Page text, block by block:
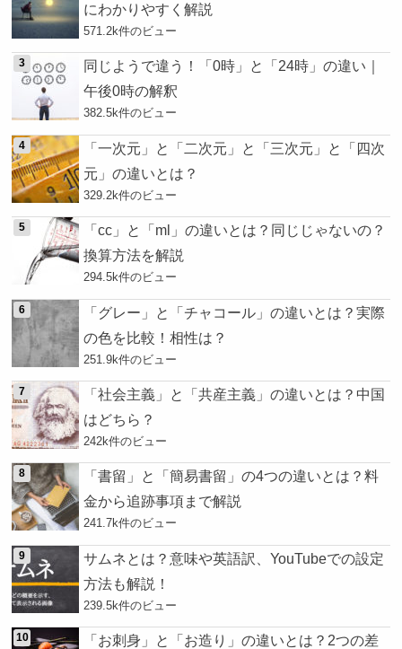
にわかりやすく解説
571.2k件のビュー
同じようで違う！「0時」と「24時」の違い｜
午後0時の解釈
382.5k件のビュー
「一次元」と「二次元」と「三次元」と「四次
元」の違いとは？
329.2k件のビュー
「cc」と「ml」の違いとは？同じじゃないの？
換算方法を解説
294.5k件のビュー
「グレー」と「チャコール」の違いとは？実際
の色を比較！相性は？
251.9k件のビュー
「社会主義」と「共産主義」の違いとは？中国
はどちら？
242k件のビュー
「書留」と「簡易書留」の4つの違いとは？料
金から追跡事項まで解説
241.7k件のビュー
サムネとは？意味や英語訳、YouTubeでの設定
方法も解説！
239.5k件のビュー
「お刺身」と「お造り」の違いとは？2つの差